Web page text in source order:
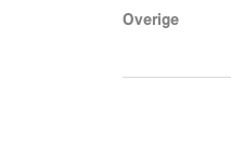
Overige